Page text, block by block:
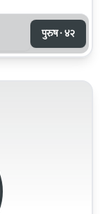
पुरुष · ४२